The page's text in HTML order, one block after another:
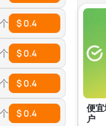
$ 0.4
$ 0.4
$ 0.4
$ 0.4
便
户